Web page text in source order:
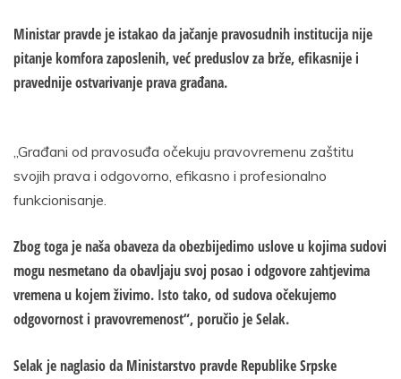
Ministar pravde je istakao da jačanje pravosudnih institucija nije
pitanje komfora zaposlenih, već preduslov za brže, efikasnije i
pravednije ostvarivanje prava građana.
„Građani od pravosuđa očekuju pravovremenu zaštitu
svojih prava i odgovorno, efikasno i profesionalno
funkcionisanje.
Zbog toga je naša obaveza da obezbijedimo uslove u kojima sudovi
mogu nesmetano da obavljaju svoj posao i odgovore zahtjevima
vremena u kojem živimo. Isto tako, od sudova očekujemo
odgovornost i pravovremenost“, poručio je Selak.
Selak je naglasio da Ministarstvo pravde Republike Srpske